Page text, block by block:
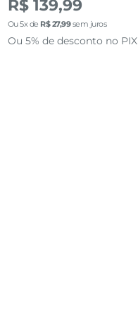
R$ 139,99
Ou5x de R$ 27,99sem juros
Ou 5% de desconto no PIX